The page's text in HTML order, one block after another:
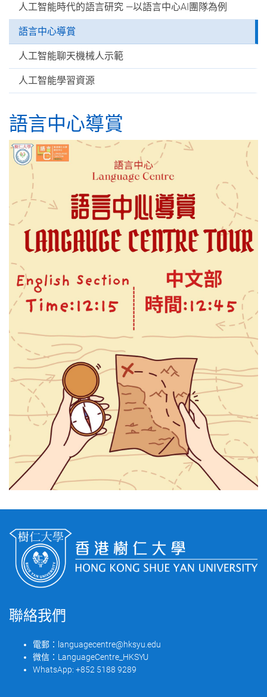
人工智能時代的語言研究 —以語言中心AI團隊為例
語言中心導賞
人工智能聊天機械人示範
人工智能學習資源
語言中心導賞
聯絡我們
電郵： languagecentre@hksyu.edu
微信： LanguageCentre_HKSYU
WhatsApp: +852 5188 9289